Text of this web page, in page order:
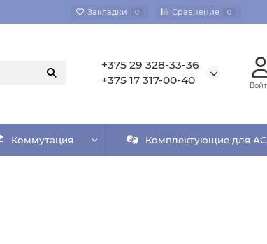
Закладки 0 Сравнение 0
+375 29 328-33-36
+375 17 317-00-40
Коммутация Комплектующие для АС